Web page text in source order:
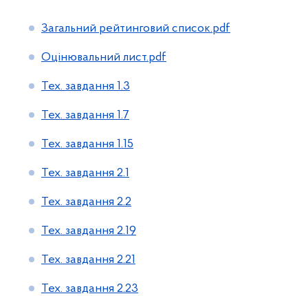
Загальний рейтинговий список.pdf
Оцінювальний лист.pdf
Тех. завдання 1.3
Тех. завдання 1.7
Тех. завдання 1.15
Тех. завдання 2.1
Тех. завдання 2.2
Тех. завдання 2.19
Тех. завдання 2.21
Тех. завдання 2.23